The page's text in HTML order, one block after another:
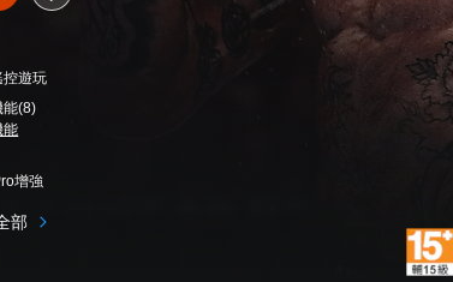
控遊玩
能(8)
能
增強
部